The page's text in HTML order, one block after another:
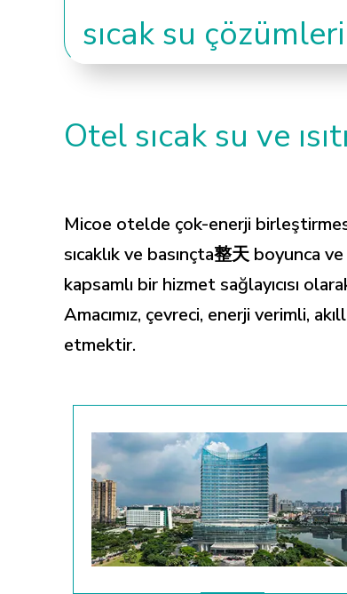
sıcak su
Otel sıcak su ve
Micoe otelde çok-enerji
sıcaklık ve basınçta整天 boyunca
kapsamlı bir hizmet sağlayıcısı
Amacımız, çevreci, enerji verimli,
etmektir.